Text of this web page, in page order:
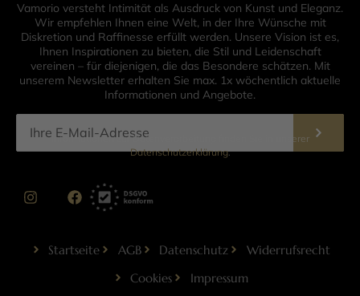
Vamorio versteht Intimität als Ausdruck von Kunst und Eleganz.
Wir empfehlen Ihnen eine Welt, in der Ihre Wünsche mit
Diskretion und Raffinesse erfüllt werden. Unsere Vision ist es,
Ihnen Inspirationen zu bieten, die Stil und Leidenschaft
vereinen – für diejenigen, die das Besondere schätzen. Mit
unserem Newsletter erhalten Sie max. 1x wöchentlich aktuelle
Informationen und Angebote.
Informationen zur Datenverarbeitung finden Sie in unserer
Datenschutzerklärung.
Startseite AGB Datenschutz
Widerrufsrecht
Cookies
Impressum